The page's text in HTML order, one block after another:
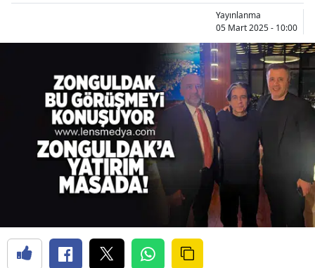
Yayınlanma
05 Mart 2025 - 10:00